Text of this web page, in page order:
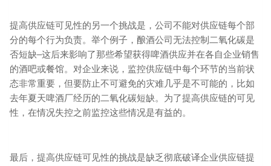
提高供应链可见性的另一个挑战是，公司不能对供应链每个部
分的每个行为负责。举个例子，酿酒公司无法控制二氧化碳是
否短缺–这后来影响了那些希望获得啤酒供应并在各自企业销售
的酒吧或餐馆。对企业来说，监控供应链中每个环节的当前状
态非常重要，但要防止不可避免的灾难几乎是不可能的，比如
去年夏天啤酒厂经历的二氧化碳短缺。为了提高供应链的可见
性，在情况失控之前监控这些情况是有益的。
最后，提高供应链可见性的挑战是缺乏彻底破译企业供应链提